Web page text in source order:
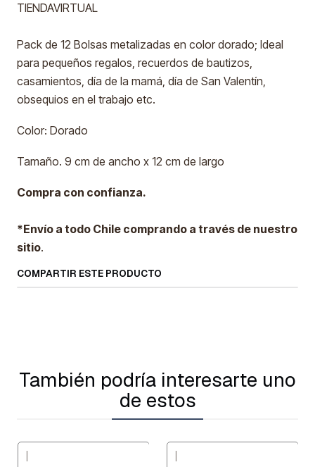
TIENDAVIRTUAL
Pack de 12 Bolsas metalizadas en color dorado; Ideal
para pequeños regalos, recuerdos de bautizos,
casamientos, día de la mamá, día de San Valentín,
obsequios en el trabajo etc.
Color: Dorado
Tamaño. 9 cm de ancho x 12 cm de largo
Compra con confianza.
*Envío a todo Chile comprando a través de nuestro
sitio.
COMPARTIR ESTE PRODUCTO
También podría interesarte uno
de estos